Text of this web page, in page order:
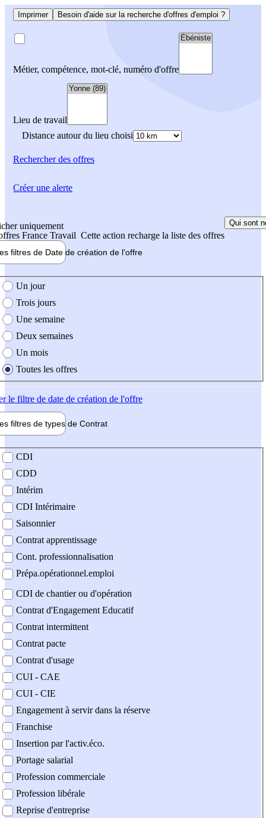
Imprimer Besoin d'aide sur la recherche d'offres d'emploi ?
Métier, compétence, mot-clé, numéro d'offre
Lieu de travail
Distance autour du lieu choisi
Rechercherdes offres
uniquement
France Travail Cette action recharge la liste des offres
Qui sont
filtres de Date de création de l'offre
création de l'offre
Un jour
Trois jours
Une semaine
Deux semaines
Un mois
Toutes les offres
le filtre de date de création de l'offre
filtres de types de Contrat
contrat
CDI
CDD
Intérim
CDI Intérimaire
Saisonnier
Contrat apprentissage
Cont. professionnalisation
Prépa.opérationnel.emploi
CDI de chantier ou d'opération
Contrat d'Engagement Educatif
Contrat intermittent
Contrat pacte
Contrat d'usage
CUI - CAE
CUI - CIE
Engagement à servir dans la réserve
Franchise
Insertion par l'activ.éco.
Portage salarial
Profession commerciale
Profession libérale
Reprise d'entreprise
Créer une alerte